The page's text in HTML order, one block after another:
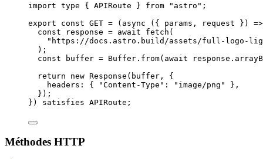
import type { APIRoute } from " astro " ;
export const GET = ( async ( { params , request } )
const
response = await fetch (
" https://docs.astro.build/assets/full-logo-
) ;
const
buffer = Buffer . from( await response .
return new Response (buffer , {
headers: {
"Content-Type " : " image/png "
},
} ) ;
} ) satisfies APIRoute ;
Méthodes HTTP